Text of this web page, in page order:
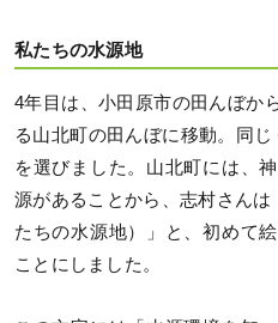
私たちの水源地
4年目は、小田原市の田んぼか
る山北町の田んぼに移動。同
を選びました。山北町には、
源があることから、志村さん
たちの水源地）」と、初めて
ことにしました。